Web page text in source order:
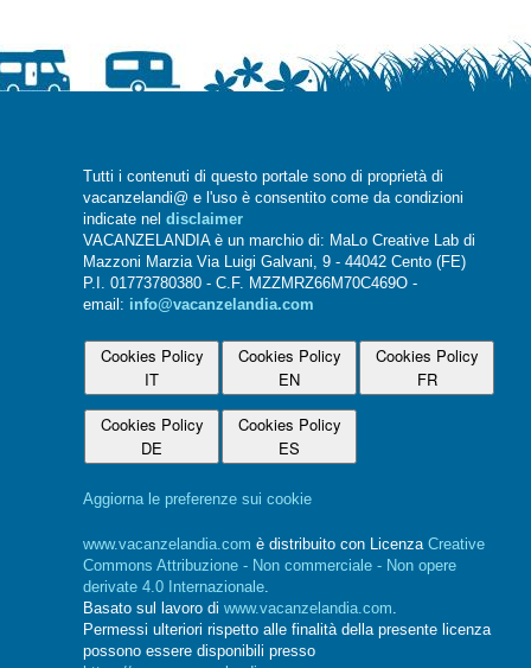
Tutti i contenuti di questo portale sono di proprietà di
vacanzelandi@ e l'uso è consentito come da condizioni
indicate nel disclaimer
VACANZELANDIA è un marchio di: MaLo Creative Lab di
Mazzoni Marzia Via Luigi Galvani, 9 - 44042 Cento (FE)
P.I. 01773780380 - C.F. MZZMRZ66M70C469O -
email: info@vacanzelandia.com
Cookies Policy
IT
Cookies Policy
EN
Cookies Policy
FR
Cookies Policy
DE
Cookies Policy
ES
Aggiorna le preferenze sui cookie
www.vacanzelandia.com è distribuito con Licenza Creative
Commons Attribuzione - Non commerciale - Non opere
derivate 4.0 Internazionale.
Basato sul lavoro di www.vacanzelandia.com.
Permessi ulteriori rispetto alle finalità della presente licenza
possono essere disponibili presso